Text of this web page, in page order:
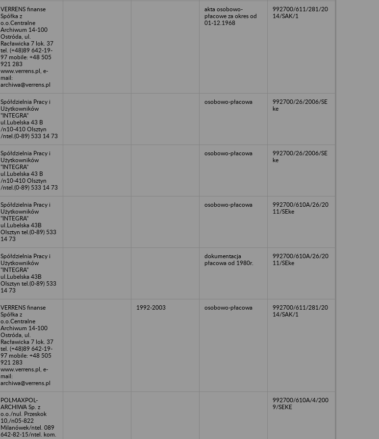
VERRENS finanse
Spółka z
o.o.Centralne
Archiwum 14-100
Ostróda, ul.
Racławicka 7 lok. 37
tel. (+48)89 642-19-
97 mobile: +48 505
921 283
www.verrens.pl, e-
mail:
archiwa@verrens.pl
akta osobowo-
płacowe za okres od
01-12.1968
992700/611/281/20
14/SAK/1
Spółdzielnia Pracy i
Użytkowników
"INTEGRA"
ul.Lubelska 43 B
/n10-410 Olsztyn
/ntel.(0-89) 533 14 73
osobowo-płacowa
992700/26/2006/SE
ke
Spółdzielnia Pracy i
Użytkowników
"INTEGRA"
ul.Lubelska 43 B
/n10-410 Olsztyn
/ntel.(0-89) 533 14 73
osobowo-płacowa
992700/26/2006/SE
ke
Spółdzielnia Pracy i
Użytkowników
"INTEGRA"
ul.Lubelska 43B
Olsztyn tel.(0-89) 533
14 73
osobowo-płacowa
992700/610A/26/20
11/SEke
Spółdzielnia Pracy i
Użytkowników
"INTEGRA"
ul.Lubelska 43B
Olsztyn tel.(0-89) 533
14 73
dokumentacja
płacowa od 1980r.
992700/610A/26/20
11/SEke
VERRENS finanse
Spółka z
o.o.Centralne
Archiwum 14-100
Ostróda, ul.
Racławicka 7 lok. 37
tel. (+48)89 642-19-
97 mobile: +48 505
921 283
www.verrens.pl, e-
mail:
archiwa@verrens.pl
1992-2003 osobowo-płacowa
992700/611/281/20
14/SAK/1
POLMAXPOL-
ARCHIWA Sp. z
o.o./nul. Przeskok
10,/n05-822
Milanówek/ntel. 089
642-82-15/ntel. kom.
992700/610A/4/200
9/SEKE